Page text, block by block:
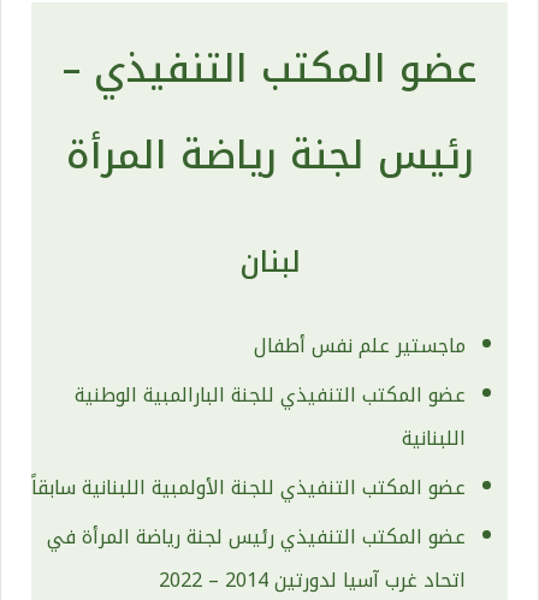
عضو المكتب التنفيذي –
رئيس لجنة رياضة المرأة
لبنان
ماجستير علم نفس أطفال
عضو المكتب التنفيذي للجنة البارالمبية الوطنية
اللبنانية
عضو المكتب التنفيذي للجنة الأولمبية اللبنانية سابقاً
عضو المكتب التنفيذي رئيس لجنة رياضة المرأة في
اتحاد غرب آسيا لدورتين 2014 – 2022